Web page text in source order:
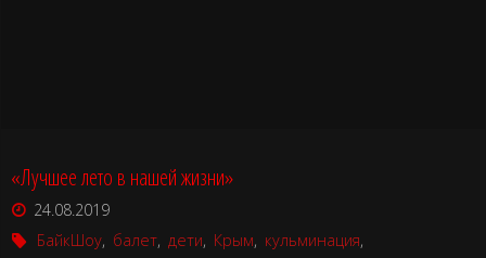
«Лучшее лето в нашей жизни»
24.08.2019
БайкШоу, балет, дети, Крым, кульминация,